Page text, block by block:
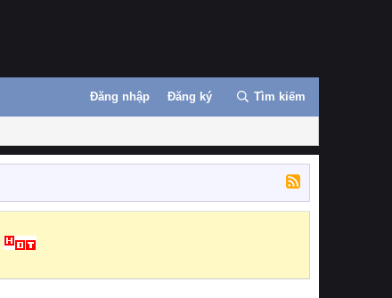
Đăng nhập Đăng ký Tìm kiếm